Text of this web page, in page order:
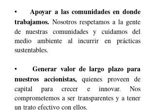
•Apoyar a las comunidades en donde
trabajamos. Nosotros respetamos a la gente
de nuestras comunidades y cuidamos del
medio ambiente al incurrir en prácticas
sustentables.
•Generar valor de largo plazo para
nuestros accionistas, quienes proveen de
capital para crecer e innovar. Nos
comprometemos a ser transparentes y a tener
un trato efectivo con ellos.